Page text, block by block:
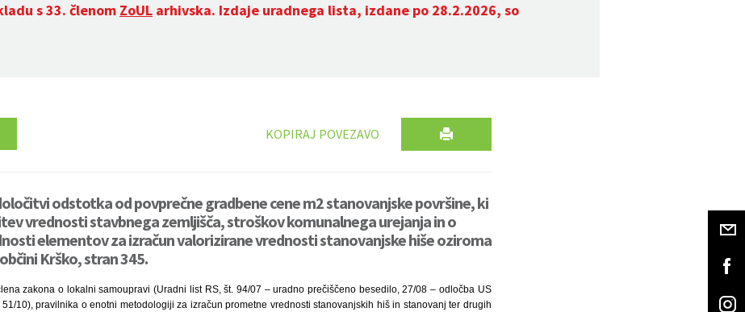
s 33. členom ZoUL arhivska. Izdaje uradnega lista, izdane po 28.2.2026, so
KOPIRAJ POVEZAVO
odstotka od povprečne gradbene cene m2 stanovanjske površine, ki
vrednosti stavbnega zemljišča, stroškov komunalnega urejanja in o
elementov za izračun valorizirane vrednosti stanovanjske hiše oziroma
Krško, stran 345.
zakona o lokalni samoupravi (Uradni list RS, št. 94/07 – uradno prečiščeno besedilo, 27/08 – odločba US
51/10), pravilnika o enotni metodologiji za izračun prometne vrednosti stanovanjskih hiš in stanovanj ter drugih